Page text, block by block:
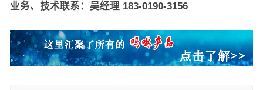
业务、技术联系：吴经理 183-0190-3156